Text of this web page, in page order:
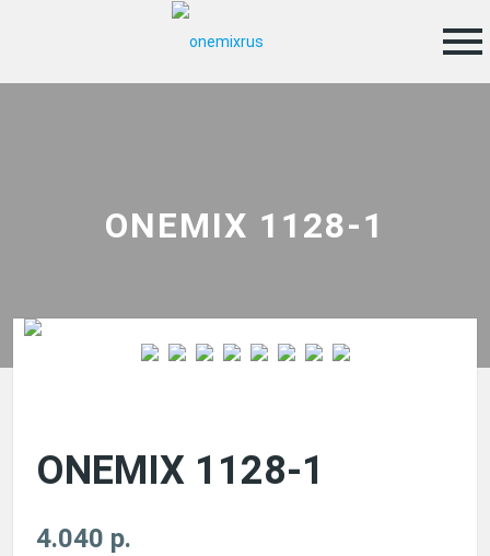
menu
ONEMIX 1128-1
ONEMIX 1128-1
4.040 р.